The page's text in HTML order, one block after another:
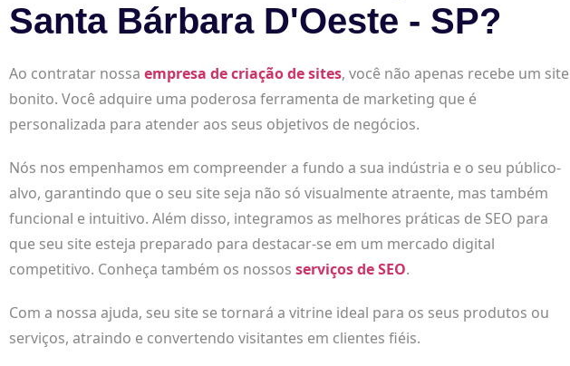
Santa Bárbara D'Oeste - SP?
Ao contratar nossa empresa de criação de sites, você não apenas recebe um site
bonito. Você adquire uma poderosa ferramenta de marketing que é
personalizada para atender aos seus objetivos de negócios.
Nós nos empenhamos em compreender a fundo a sua indústria e o seu público-
alvo, garantindo que o seu site seja não só visualmente atraente, mas também
funcional e intuitivo. Além disso, integramos as melhores práticas de SEO para
que seu site esteja preparado para destacar-se em um mercado digital
competitivo. Conheça também os nossos serviços de SEO.
Com a nossa ajuda, seu site se tornará a vitrine ideal para os seus produtos ou
serviços, atraindo e convertendo visitantes em clientes fiéis.